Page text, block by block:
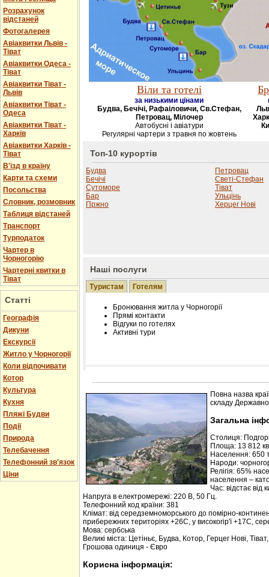
Розрахунок
відстаней
Фотогалерея
Авіаквитки Львів -
Тіват
Авіаквитки Одеса -
Тіват
Авіаквитки Тіват -
Львів
Авіаквитки Тіват -
Одеса
Авіаквитки Тіват -
Харків
Авіаквитки Харків -
Тіват
В'їзд в країну
Карти та схеми
Посольства
Словник, розмовник
Таблиця відстаней
Транспорт
Турподаток
Чартер в
Чорногорію
Чартерні квитки в
Тіват
Статті
Географія
Дикуни
Екскурсії
Житло у Чорногорії
Коли відпочивати
Котор
Культура
Кухня
Пляжі Будви
Події
Природа
Телебачення
Телефонний зв'язок
Ціни
Віли та готелі
за низькими цінами
Будва, Бечічі, Рафаіловичи, Св.Стефан,
Петровац, Мілочер
Автобусні і авіатури
Регулярні чартери з травня по жовтень
Топ-10 курортів
Будва
Бечічі
Сутоморе
Бар
Пржно
Петровац
Светі-Стефан
Тіват
Ульцінь
Херцег Нові
Наші послуги
Туристам Готелям
Бронювання житла у Чорногорії
Прямі контакти
Відгуки по готелях
Активні тури
Розміщення інформації про готель на
Редагування інформації і цін на вимогу
Лічільник відвідувачів
Повна назва
складу
Загальна
Столиця:
Площа: 13 812
Населення: 650
Народи:
Релігія: 65%
населення –
Час: відстає від
Напруга в електромережі: 220 В, 50 Гц.
Телефонний код країни: 381
Клімат: від середземноморського до помірно-
прибережних територіях +26С, у високогір'ї +17С,
Мова: сербська
Великі міста: Цетіньє, Будва, Котор, Герцег Нові,
Грошова одиниця - Євро
Корисна інформація: